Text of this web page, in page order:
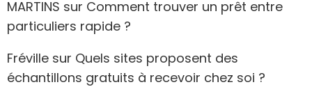
MARTINS sur Comment trouver un prêt entre
particuliers rapide ?
Fréville sur Quels sites proposent des
échantillons gratuits à recevoir chez soi ?